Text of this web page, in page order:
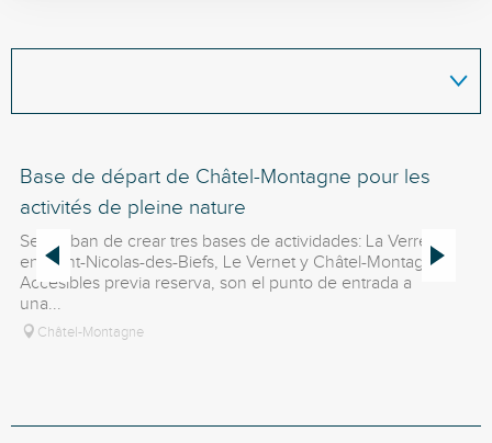
Base de départ de Châtel-Montagne pour les
activités de pleine nature
Se acaban de crear tres bases de actividades: La Verrerie
en Saint-Nicolas-des-Biefs, Le Vernet y Châtel-Montagne.
Accesibles previa reserva, son el punto de entrada a
una...
Châtel-Montagne